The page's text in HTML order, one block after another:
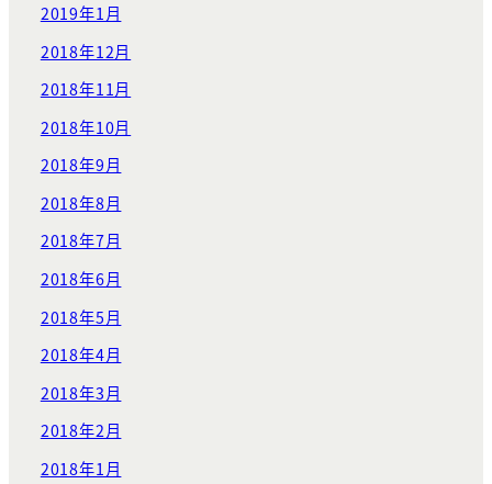
2019年1月
2018年12月
2018年11月
2018年10月
2018年9月
2018年8月
2018年7月
2018年6月
2018年5月
2018年4月
2018年3月
2018年2月
2018年1月